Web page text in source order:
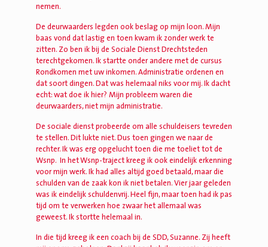
nemen.
De deurwaarders legden ook beslag op mijn loon. Mijn
baas vond dat lastig en toen kwam ik zonder werk te
zitten. Zo ben ik bij de Sociale Dienst Drechtsteden
terechtgekomen. Ik startte onder andere met de cursus
Rondkomen met uw inkomen. Administratie ordenen en
dat soort dingen. Dat was helemaal niks voor mij. Ik dacht
echt: wat doe ik hier? Mijn probleem waren die
deurwaarders, niet mijn administratie.
De sociale dienst probeerde om alle schuldeisers tevreden
te stellen. Dit lukte niet. Dus toen gingen we naar de
rechter. Ik was erg opgelucht toen die me toeliet tot de
Wsnp. In het Wsnp-traject kreeg ik ook eindelijk erkenning
voor mijn werk. Ik had alles altijd goed betaald, maar die
schulden van de zaak kon ik niet betalen. Vier jaar geleden
was ik eindelijk schuldenvrij. Heel fijn, maar toen had ik pas
tijd om te verwerken hoe zwaar het allemaal was
geweest. Ik stortte helemaal in.
In die tijd kreeg ik een coach bij de SDD, Suzanne. Zij heeft